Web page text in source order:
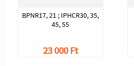
BPNR17, 21 ; IPHCR30, 35,
45, 55
23 000 Ft